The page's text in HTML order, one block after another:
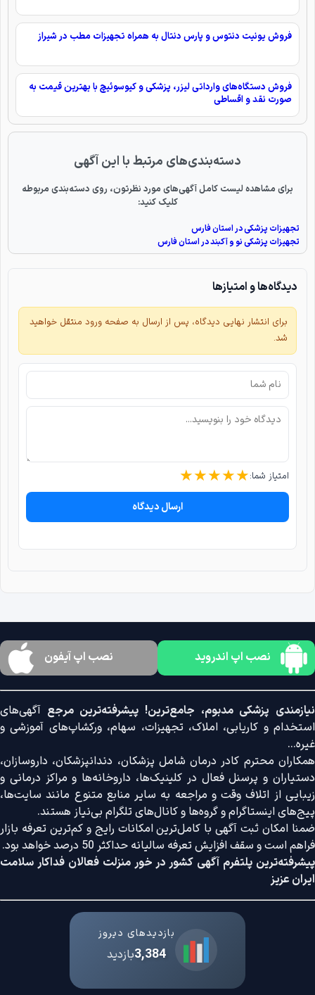
فروش یونیت دنتوس و پارس دنتال به همراه تجهیزات مطب در شیراز
فروش دستگاه‌های وارداتی لیزر، پزشکی و کیوسوئیچ با بهترین قیمت به
صورت نقد و اقساطی
دسته‌بندی‌های مرتبط با این آگهی
برای مشاهده لیست کامل آگهی‌های مورد نظرتون، روی دسته‌بندی مربوطه
کلیک کنید:
تجهیزات پزشکی در استان فارس
تجهیزات پزشکی نو و آکبند در استان فارس
دیدگاه‌ها و امتیازها
برای انتشار نهایی دیدگاه، پس از ارسال به صفحه ورود منتقل خواهید
شد.
امتیاز شما: ★★★★★
ارسال دیدگاه
نصب اپ اندروید نصب اپ آیفون
نیازمندی پزشکی مدبوم، جامع‌ترین! پیشرفته‌ترین مرجع آگهی‌های
استخدام و کاریابی، املاک، تجهیزات، سهام، ورکشاپ‌های آموزشی و
غیره...
همکاران محترم کادر درمان شامل پزشکان، دندانپزشکان، داروسازان،
دستیاران و پرسنل فعال در کلینیک‌ها، داروخانه‌ها و مراکز درمانی و
زیبایی از اتلاف وقت و مراجعه به سایر منابع متنوع مانند سایت‌ها،
پیج‌های اینستاگرام و گروه‌ها و کانال‌های تلگرام بی‌نیاز هستند.
ضمنا امکان ثبت آگهی با کامل‌ترین امکانات رایج و کم‌ترین تعرفه بازار
فراهم است و سقف افزایش تعرفه سالیانه حداکثر 50 درصد خواهد بود.
پیشرفته‌ترین پلتفرم آگهی کشور در خور منزلت فعالان فداکار سلامت
ایران عزیز
بازدیدهای دیروز
3,384بازدید